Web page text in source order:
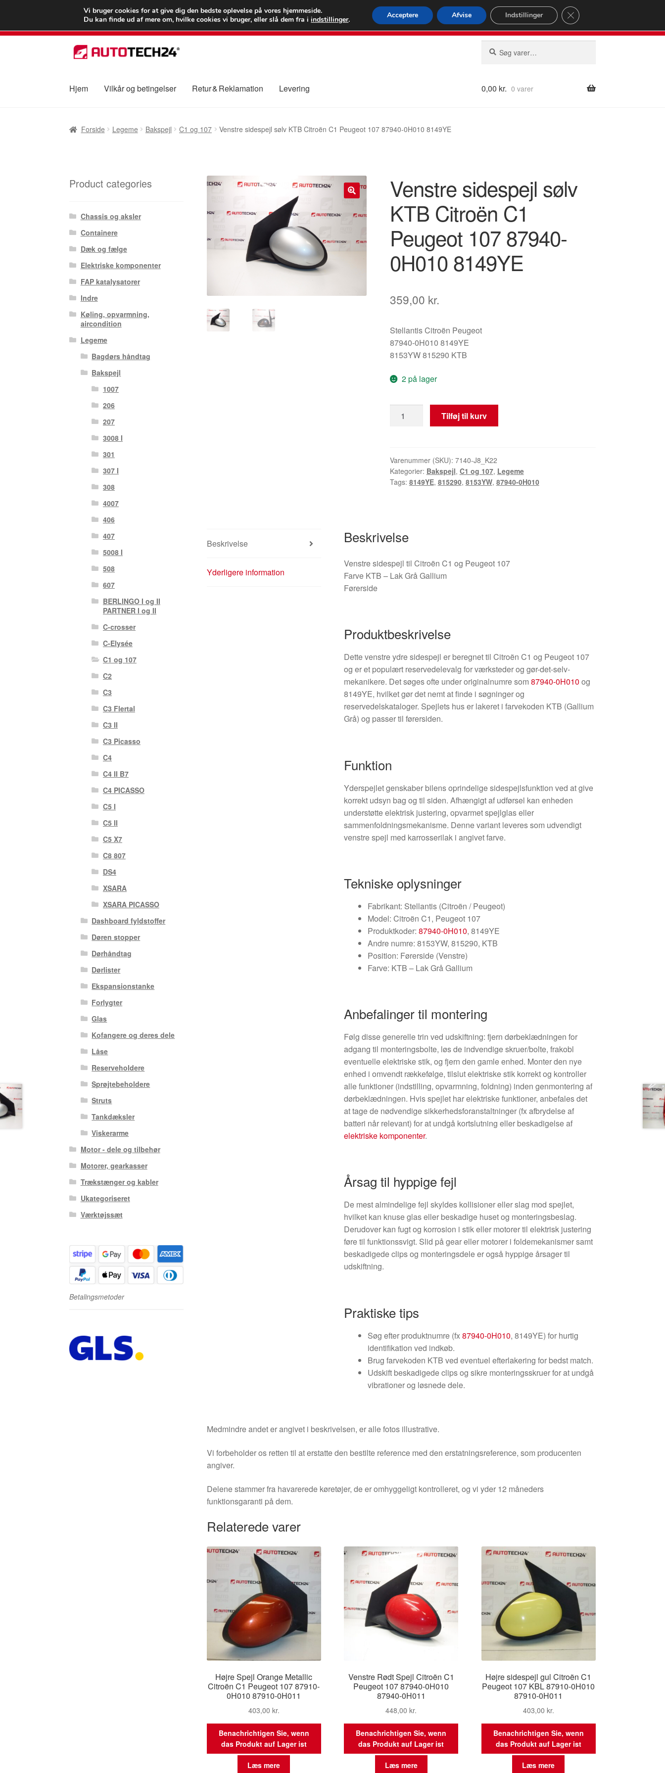
LEVERING fra 55 kr.
FEDEX verdensomspændende forsendelse
80 82 72 02Man-fre 9-16
Spring
til
Spring
til
efter:
Hjem Vilkår og betingelser Retur & Reklamation Levering 0,00 kr. 0 varer
Forside Legeme Bakspejl C1 og 107 Venstre sidespejl sølv KTB Citroën C1 Peugeot 107 87940-0H010 8149YE
Venstre sidespejl sølv
KTB Citroën C1
Peugeot 107 87940-
0H010 8149YE
359,00 kr.
Stellantis Citroën Peugeot
87940-0H010 8149YE
8153YW 815290 KTB
2 på lager
sidespejl
Citroën
C1
Peugeot
8149YE
Tilføj til kurv
Varenummer (SKU): 7140-J8_K22
Kategorier: Bakspejl, C1 og 107, Legeme
Tags: 8149YE, 815290, 8153YW, 87940-0H010
Beskrivelse
Yderligere information
Beskrivelse
Venstre sidespejl til Citroën C1 og Peugeot 107
Farve KTB – Lak Grå Gallium
Førerside
Produktbeskrivelse
Dette venstre ydre sidespejl er beregnet til Citroën C1 og Peugeot 107
og er et populært reservedelevalg for værksteder og gør-det-selv-
mekanikere. Det søges ofte under originalnumre som87940-0H010 og
8149YE, hvilket gør det nemt at finde i søgninger og
reservedelskataloger. Spejlets hus er lakeret i farvekoden KTB (Gallium
Grå) og passer til førersiden.
Funktion
Yderspejlet genskaber bilens oprindelige sidespejlsfunktion ved at give
korrekt udsyn bag og til siden. Afhængigt af udførsel kan enheden
understøtte elektrisk justering, opvarmet spejlglas eller
sammenfoldningsmekanisme. Denne variant leveres som udvendigt
venstre spejl med karrosserilak i angivet farve.
Tekniske oplysninger
Fabrikant: Stellantis (Citroën / Peugeot)
Model: Citroën C1, Peugeot 107
Produktkoder:87940-0H010, 8149YE
Andre numre: 8153YW, 815290, KTB
Position: Førerside (Venstre)
Farve: KTB – Lak Grå Gallium
Anbefalinger til montering
Følg disse generelle trin ved udskiftning: fjern dørbeklædningen for
adgang til monteringsbolte, løs de indvendige skruer/bolte, frakobl
eventuelle elektriske stik, og fjern den gamle enhed. Monter den nye
enhed i omvendt rækkefølge, tilslut elektriske stik korrekt og kontroller
alle funktioner (indstilling, opvarmning, foldning) inden genmontering af
dørbeklædningen. Hvis spejlet har elektriske funktioner, anbefales det
at tage de nødvendige sikkerhedsforanstaltninger (fx afbrydelse af
batteri når relevant) for at undgå kortslutning eller beskadigelse af
elektriske komponenter.
Årsag til hyppige fejl
De mest almindelige fejl skyldes kollisioner eller slag mod spejlet,
hvilket kan knuse glas eller beskadige huset og monteringsbeslag.
Derudover kan fugt og korrosion i stik eller motorer til elektrisk justering
føre til funktionssvigt. Slid på gear eller motorer i foldemekanismer samt
beskadigede clips og monteringsdele er også hyppige årsager til
udskiftning.
Praktiske tips
Søg efter produktnumre (fx87940-0H010, 8149YE) for hurtig
identifikation ved indkøb.
Brug farvekoden KTB ved eventuel efterlakering for bedst match.
Udskift beskadigede clips og sikre monteringsskruer for at undgå
vibrationer og løsnede dele.
Medmindre andet er angivet i beskrivelsen, er alle fotos illustrative.
Vi forbeholder os retten til at erstatte den bestilte reference med den erstatningsreference, som producenten
angiver.
Delene stammer fra havarerede køretøjer, de er omhyggeligt kontrolleret, og vi yder 12 måneders
funktionsgaranti på dem.
Relaterede varer
Højre Spejl Orange Metallic
Citroën C1 Peugeot 107 87910-
0H010 87910-0H011
403,00 kr.
Benachrichtigen Sie, wenn
das Produkt auf Lager ist
Læs mere
Venstre Rødt Spejl Citroën C1
Peugeot 107 87940-0H010
87940-0H011
448,00kr.
Benachrichtigen Sie, wenn
das Produkt auf Lager ist
Læs mere
Højre sidespejl gul Citroën C1
Peugeot 107 KBL 87910-0H010
87910-0H011
403,00 kr.
Benachrichtigen Sie, wenn
das Produkt auf Lager ist
Læs mere
Product categories
Chassis og aksler
Containere
Dæk og fælge
Elektriske komponenter
FAP katalysatorer
Indre
Køling, opvarmning,
aircondition
Legeme
Bagdørs håndtag
Bakspejl
1007
206
207
3008 I
301
307 I
308
4007
406
407
5008 I
508
607
BERLINGO I og II
PARTNER I og II
C-crosser
C-Elysée
C1 og 107
C2
C3
C3 Flertal
C3 II
C3 Picasso
C4
C4 II B7
C4 PICASSO
C5 I
C5 II
C5 X7
C8 807
DS4
XSARA
XSARA PICASSO
Dashboard fyldstoffer
Døren stopper
Dørhåndtag
Dørlister
Ekspansionstanke
Forlygter
Glas
Kofangere og deres dele
Låse
Reserveholdere
Sprøjtebeholdere
Struts
Tankdæksler
Viskerarme
Motor - dele og tilbehør
Motorer, gearkasser
Trækstænger og kabler
Ukategoriseret
Værktøjssæt
Betalingsmetoder
Vi bruger cookies for at give dig den bedste oplevelse på vores hjemmeside.
Du kan finde ud af mere om, hvilke cookies vi bruger, eller slå dem fra iindstillinger. Acceptere Afvise Indstillinger Close GDPR Cookie Banner